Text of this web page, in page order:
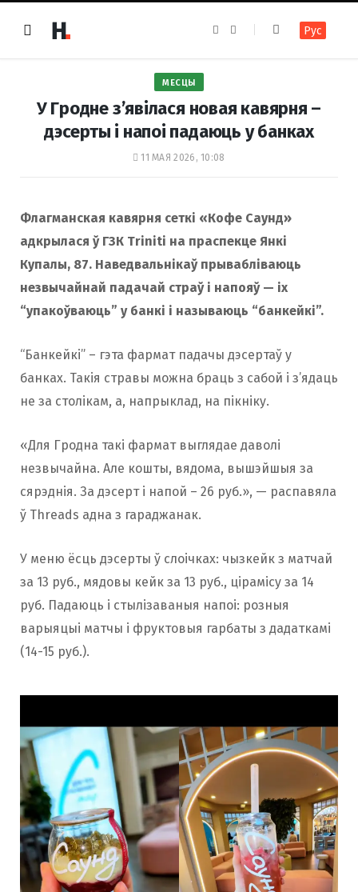
e
k
t
a
m
Рус
МЕСЦЫ
У Гродне з’явілася новая кавярня –
дэсерты і напоі падаюць у банках
11 МАЯ 2026, 10:08
Флагманская кавярня сеткі «Кофе Саунд»
адкрылася ў ГЗК Triniti на праспекце Янкі
Купалы, 87. Наведвальнікаў прывабліваюць
незвычайнай падачай страў і напояў — іх
“упакоўваюць” у банкі і называюць “банкейкі”.
“Банкейкі” – гэта фармат падачы дэсертаў у
банках. Такія стравы можна браць з сабой і з’ядаць
не за столікам, а, напрыклад, на пікніку.
«Для Гродна такі фармат выглядае даволі
незвычайна. Але кошты, вядома, вышэйшыя за
сярэднія. За дэсерт і напой – 26 руб.», — распавяла
ў Threads адна з гараджанак.
У меню ёсць дэсерты ў слоічках: чызкейк з матчай
за 13 руб., мядовы кейк за 13 руб., цірамісу за 14
руб. Падаюць і стылізаваныя напоі: розныя
варыяцыі матчы і фруктовыя гарбаты з дадаткамі
(14-15 руб.).